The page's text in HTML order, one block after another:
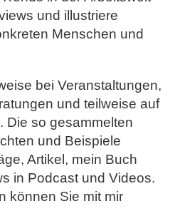
und illustriere
Menschen und
bei Veranstaltungen,
und teilweise auf
Die so gesammelten
und Beispiele
Artikel, mein Buch
in Podcast und Videos.
können Sie mit mir